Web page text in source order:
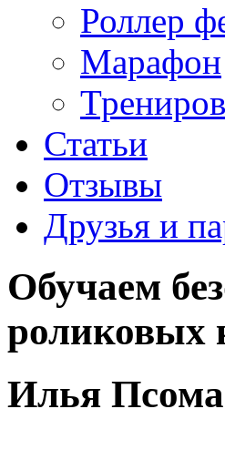
Роллер
Марафон
Статьи
Отзывы
Друзья и
Обучаем
роликовых
Илья Псома